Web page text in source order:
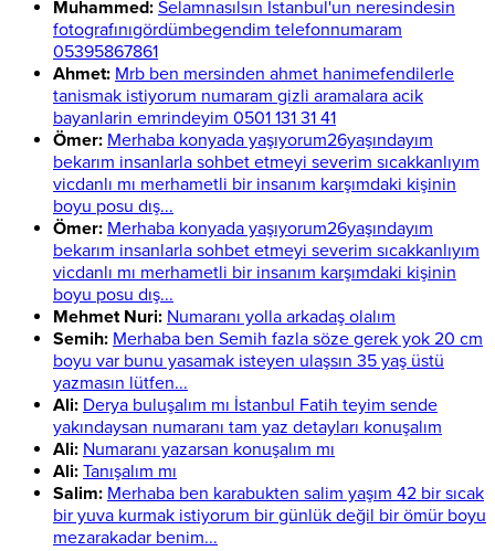
Muhammed: Selamnasılsın İstanbul'un neresindesin
fotografınıgördümbegendim telefonnumaram
05395867861
Ahmet: Mrb ben mersinden ahmet hanimefendilerle
tanismak istiyorum numaram gizli aramalara acik
bayanlarin emrindeyim 0501 131 31 41
Ömer: Merhaba konyada yaşıyorum26yaşındayım
bekarım insanlarla sohbet etmeyi severim sıcakkanlıyım
vicdanlı mı merhametli bir insanım karşımdaki kişinin
boyu posu dış...
Ömer: Merhaba konyada yaşıyorum26yaşındayım
bekarım insanlarla sohbet etmeyi severim sıcakkanlıyım
vicdanlı mı merhametli bir insanım karşımdaki kişinin
boyu posu dış...
Mehmet Nuri: Numaranı yolla arkadaş olalım
Semih: Merhaba ben Semih fazla söze gerek yok 20 cm
boyu var bunu yasamak isteyen ulaşsın 35 yaş üstü
yazmasın lütfen...
Ali: Derya buluşalım mı İstanbul Fatih teyim sende
yakındaysan numaranı tam yaz detayları konuşalım
Ali: Numaranı yazarsan konuşalım mı
Ali: Tanışalım mı
Salim: Merhaba ben karabukten salim yaşım 42 bir sıcak
bir yuva kurmak istiyorum bir günlük değil bir ömür boyu
mezarakadar benim...